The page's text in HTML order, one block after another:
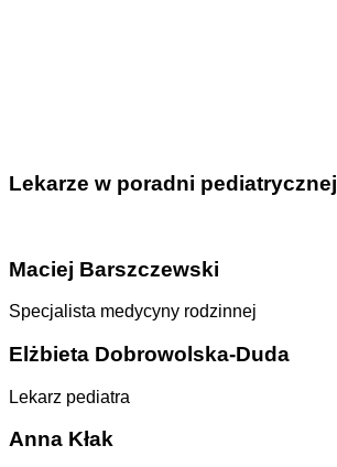
Lekarze w poradni pediatrycznej
Maciej Barszczewski
Specjalista medycyny rodzinnej
Elżbieta Dobrowolska-Duda
Lekarz pediatra
Anna Kłak